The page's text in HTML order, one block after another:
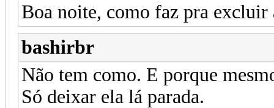
Boa noite, como faz pra excluir
bashirbr
Não tem como. E porque
Só deixar ela lá parada.